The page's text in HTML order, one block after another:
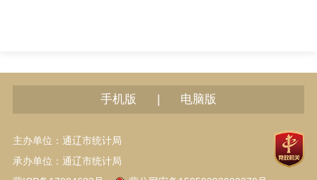
手机版 | 电脑版
主办单位：通辽市统计局
承办单位：通辽市统计局